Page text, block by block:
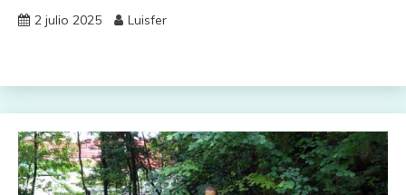
2 julio 2025 Luisfer